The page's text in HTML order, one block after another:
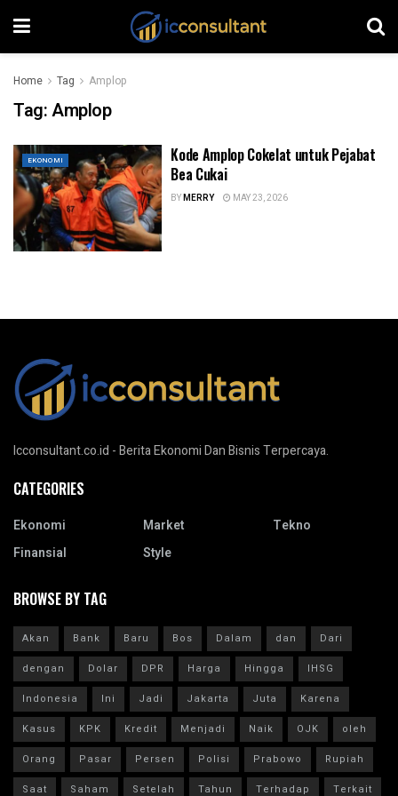
Home Tag Amplop
Tag:Amplop
EKONOMI
Kode Amplop Cokelat untuk Pejabat
Bea Cukai
BYMERRY MAY 23, 2026
Icconsultant.co.id - Berita Ekonomi Dan Bisnis Terpercaya.
CATEGORIES
Ekonomi
Finansial
Market
Style
Tekno
BROWSE BY TAG
Akan Bank Baru Bos Dalam dan
Dari
dengan
Dolar DPR Harga Hingga
IHSG
Indonesia
Ini Jadi Jakarta Juta
Karena
Kasus
KPK Kredit Menjadi Naik OJK
oleh
Orang
Pasar Persen Polisi Prabowo
Rupiah
Saat
Saham Setelah Tahun Terhadap Terkait